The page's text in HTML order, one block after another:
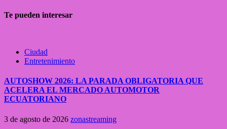
Te pueden interesar
Ciudad
Entretenimiento
AUTOSHOW 2026: LA PARADA OBLIGATORIA QUE
ACELERA EL MERCADO AUTOMOTOR
ECUATORIANO
3 de agosto de 2026 zonastreaming